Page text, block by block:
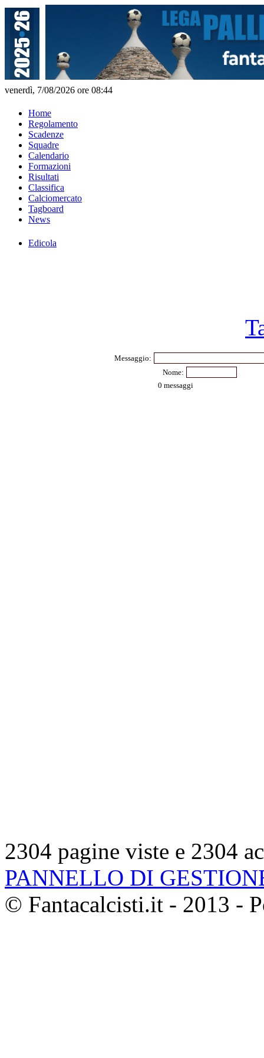
venerdì, 7/08/2026 ore 08:44
Home
Regolamento
Scadenze
Squadre
Calendario
Formazioni
Risultati
Classifica
Calciomercato
Tagboard
News
Edicola
Messaggio:
Nome:
0 messaggi
2304 pagine viste e 2304
PANNELLO DI
© Fantacalcisti.it - 2013 -